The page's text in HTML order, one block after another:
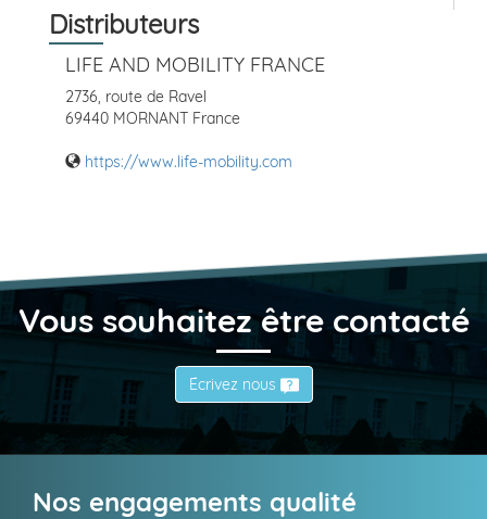
Distributeurs
LIFE AND MOBILITY FRANCE
2736, route de Ravel
69440 MORNANT France
https://www.life-mobility.com
Vous souhaitez être contacté
Écrivez nous
Nos engagements qualité